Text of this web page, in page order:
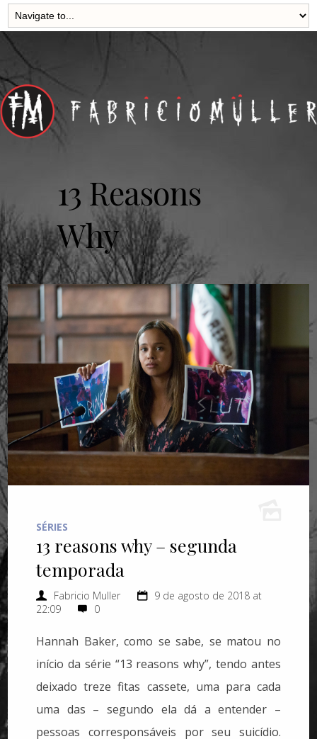
13 Reasons
Why
SÉRIES
13 reasons why – segunda
temporada
Fabricio Muller
9 de agosto de 2018 at
22:09
0
Hannah Baker, como se sabe, se matou no
início da série “13 reasons why”, tendo antes
deixado treze fitas cassete, uma para cada
uma das – segundo ela dá a entender –
pessoas corresponsáveis por seu suicídio.